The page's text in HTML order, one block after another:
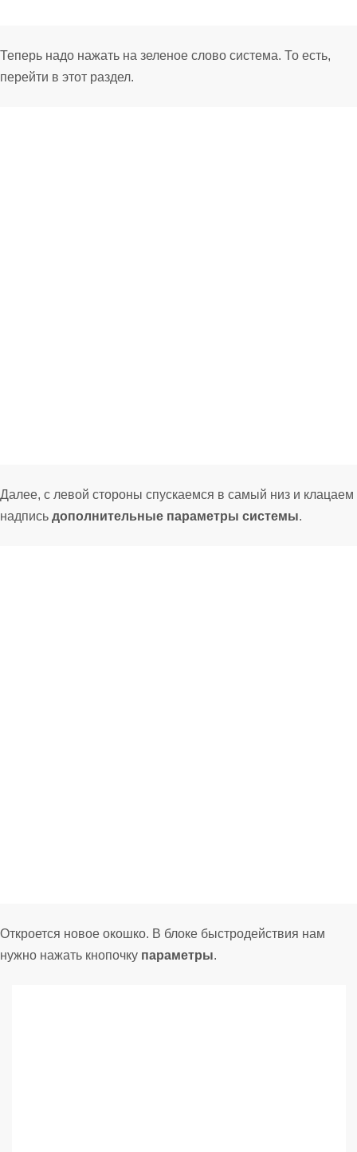
Теперь надо нажать на зеленое слово система. То есть,
перейти в этот раздел.
Далее, с левой стороны спускаемся в самый низ и клацаем
надпись дополнительные параметры системы.
Откроется новое окошко. В блоке быстродействия нам
нужно нажать кнопочку параметры.